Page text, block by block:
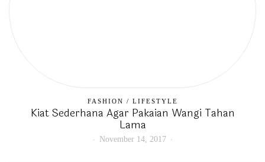
FASHION / LIFESTYLE
Kiat Sederhana Agar Pakaian Wangi Tahan
Lama
November 14, 2017